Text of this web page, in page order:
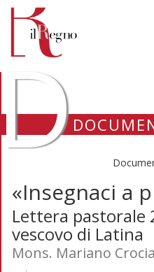
«Insegnaci a
Lettera pastorale
vescovo di Latina
Mons. Mariano